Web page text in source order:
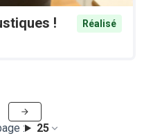
!
Réalisé
: 25